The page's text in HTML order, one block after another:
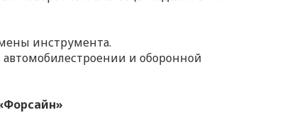
инструмента.
и оборонной